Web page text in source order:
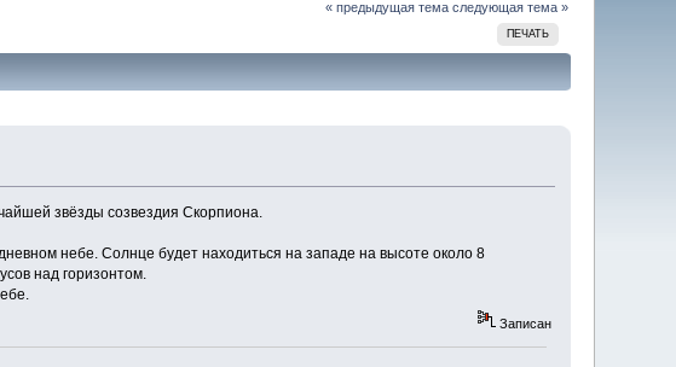
« предыдущая тема следующая тема »
ПЕЧАТЬ
звёзды созвездия Скорпиона.
небе. Солнце будет находиться на западе на высоте около 8
над горизонтом.
Записан